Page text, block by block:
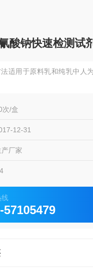
酸钠快速检测试
适用于原料乳和纯乳中人
次/盒
12-31
产厂家
线
57105479